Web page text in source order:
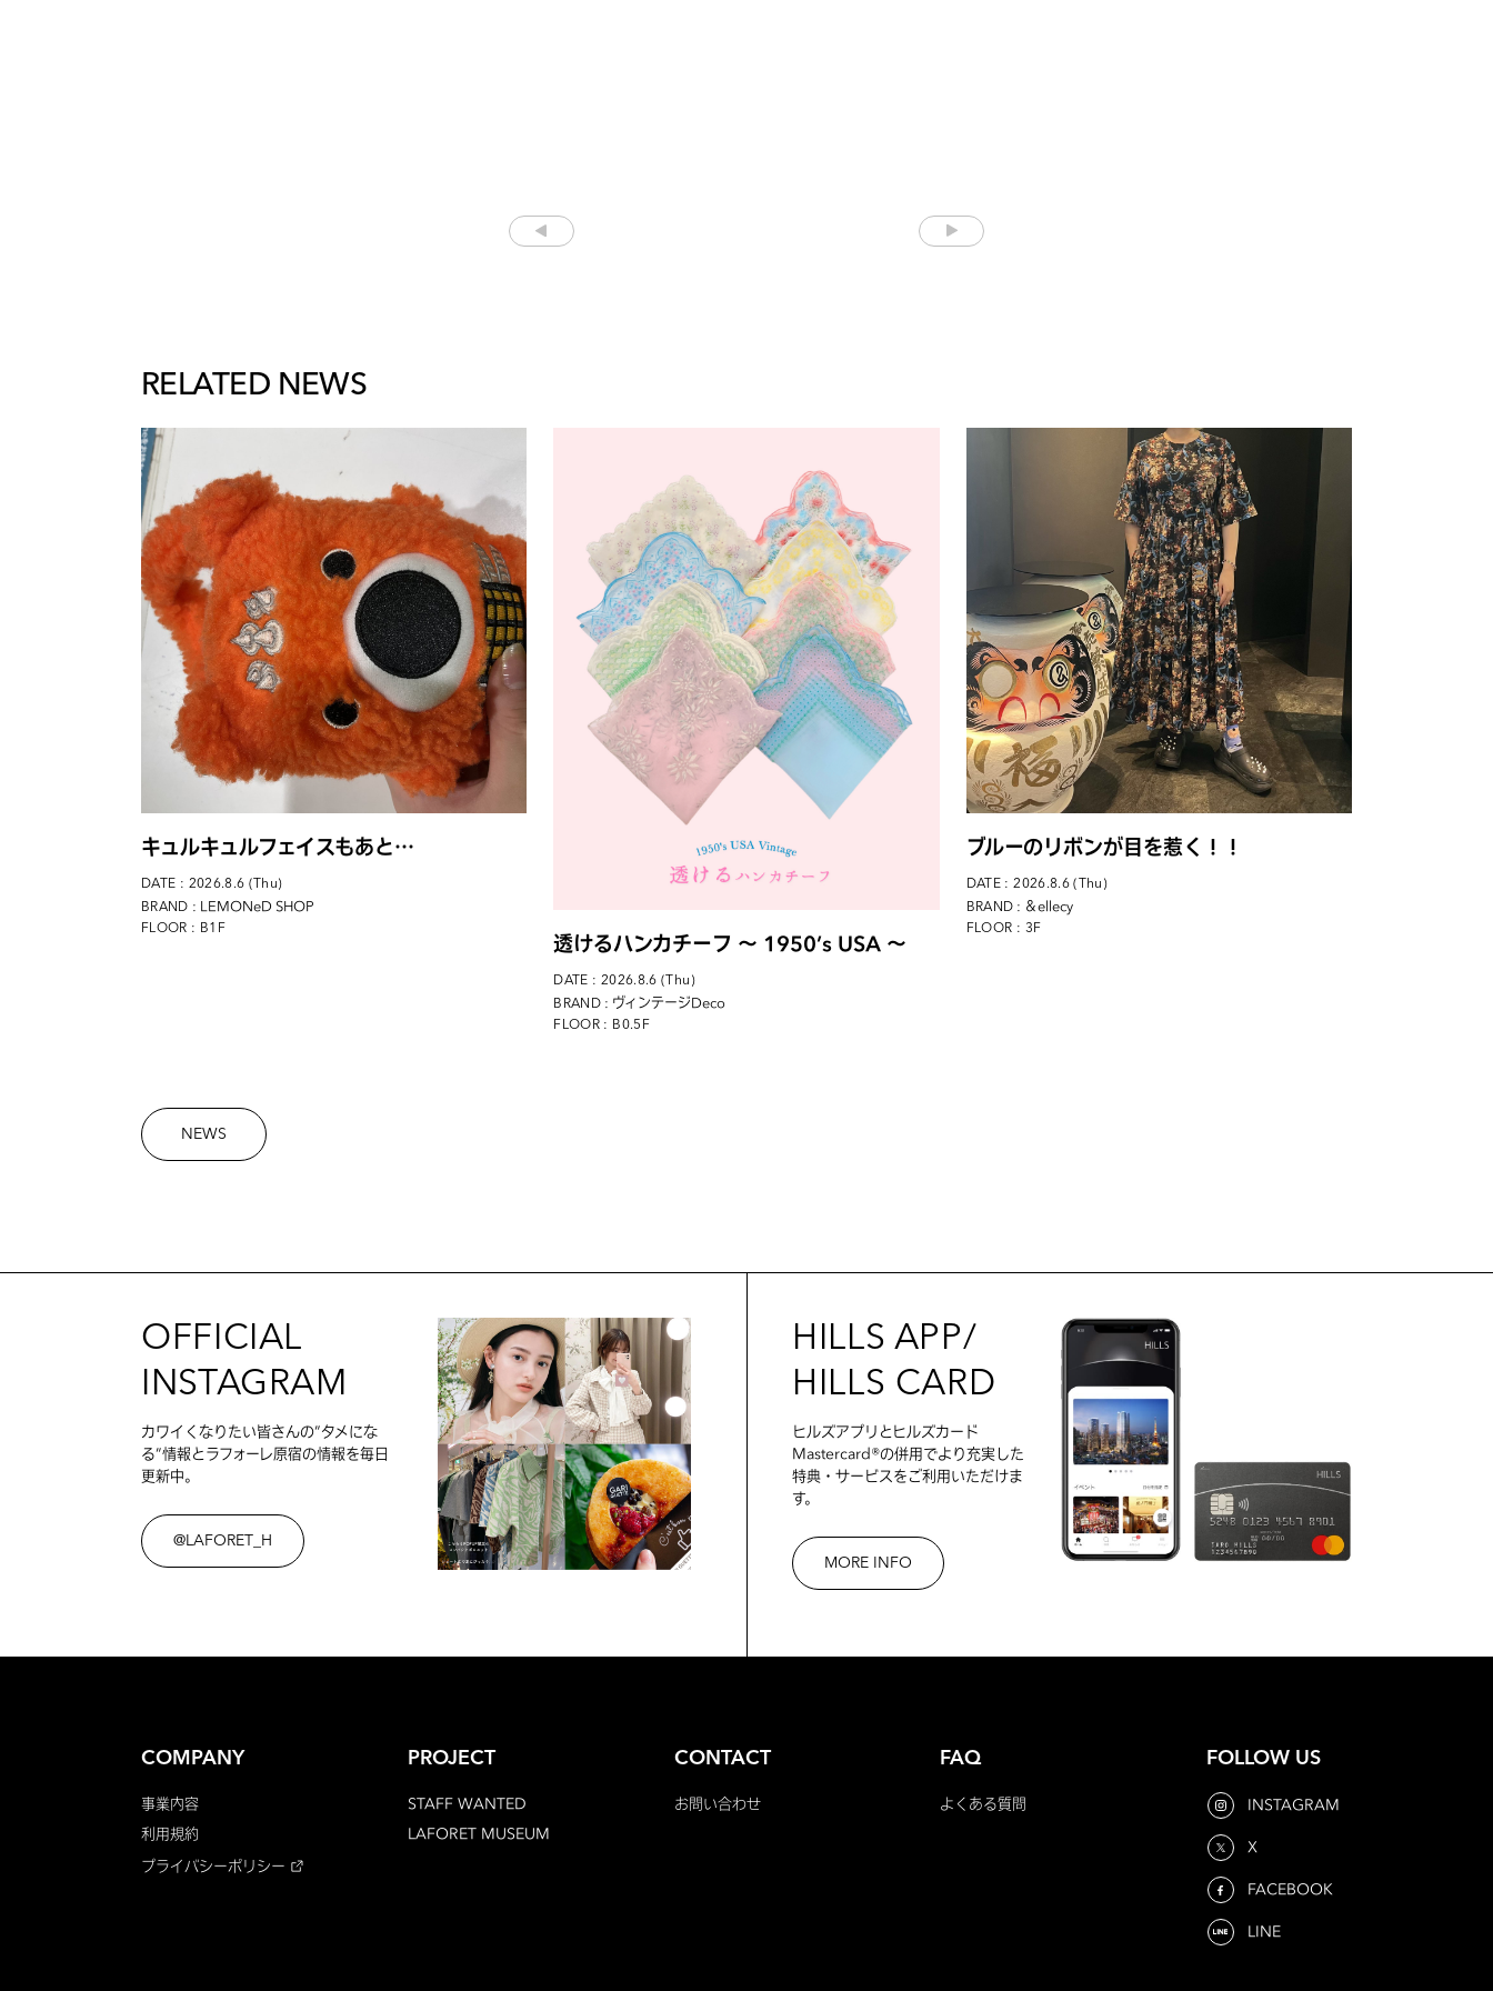
RELATED NEWS
キュルキュルフェイスもあと…
DATE : 2026.8.6 (Thu)
BRAND : LEMONeD SHOP
FLOOR : B1F
透けるハンカチーフ 〜 1950’s USA 〜
DATE : 2026.8.6 (Thu)
BRAND : ヴィンテージDeco
FLOOR : B0.5F
ブルーのリボンが目を惹く！！
DATE : 2026.8.6 (Thu)
BRAND : ＆ellecy
FLOOR : 3F
NEWS
OFFICIAL
INSTAGRAM
カワイくなりたい皆さんの”タメにな
る”情報とラフォーレ原宿の情報を毎日
更新中。
@LAFORET_H
HILLS APP/
HILLS CARD
ヒルズアプリとヒルズカード
Mastercard®の併用でより充実した
特典・サービスをご利用いただけま
す。
MORE INFO
COMPANY
事業内容
利用規約
プライバシーポリシー
PROJECT
STAFF WANTED
LAFORET MUSEUM
CONTACT
お問い合わせ
FAQ
よくある質問
FOLLOW US
INSTAGRAM
X
FACEBOOK
LINE